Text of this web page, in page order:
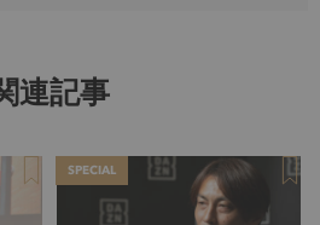
連記事
SPECIAL